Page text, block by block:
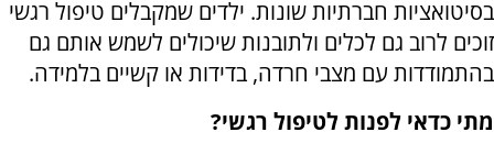
בסיטואציות חברתיות שונות. ילדים שמקבלים טיפול רגשי
זוכים לרוב גם לכלים ולתובנות שיכולים לשמש אותם גם
בהתמודדות עם מצבי חרדה, בדידות או קשיים בלמידה.
מתי כדאי לפנות לטיפול רגשי?